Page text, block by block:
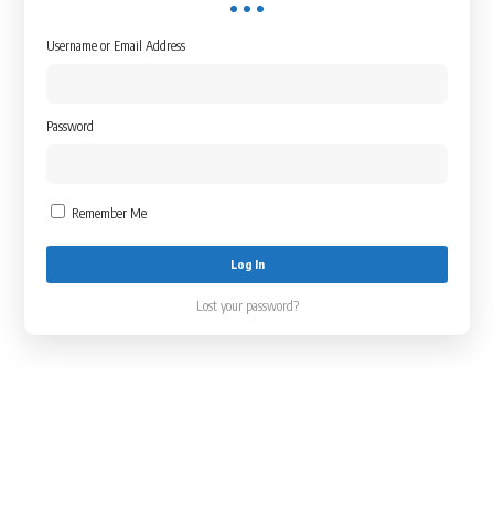
Username or Email Address
Password
Remember Me
Lost your password?